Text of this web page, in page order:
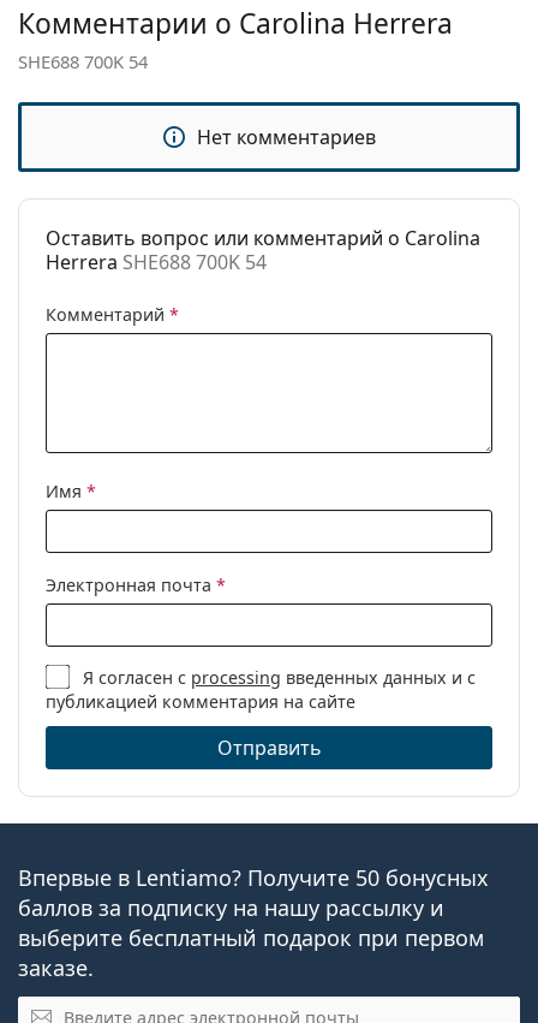
Другое
Пол:
Категория:
Солнцезащитные очки
Carolina Herrera
Комментарии о Carolina Herrera
SHE688 700K 54
Нет комментариев
Оставить вопрос или комментарий о Carolina
Herrera SHE688 700K 54
Комментарий *
Имя *
Электронная почта *
Я согласен с processing введенных данных и с
публикацией комментария на сайте
Отправить
Впервые в Lentiamo? Получите 50 бонусных
баллов за подписку на нашу рассылку и
выберите бесплатный подарок при первом
заказе.
Эл. почта